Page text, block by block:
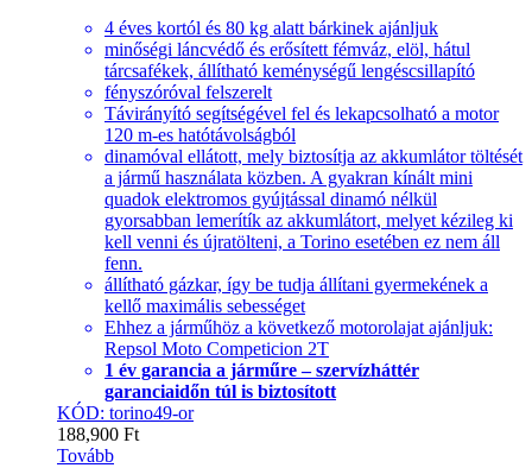
4 éves kortól és 80 kg alatt bárkinek ajánljuk
minőségi láncvédő és erősített fémváz, elöl, hátul
tárcsafékek, állítható keménységű lengéscsillapító
fényszóróval felszerelt
Távirányító segítségével fel és lekapcsolható a motor
120 m-es hatótávolságból
dinamóval ellátott, mely biztosítja az akkumlátor töltését
a jármű használata közben. A gyakran kínált mini
quadok elektromos gyújtással dinamó nélkül
gyorsabban lemerítík az akkumlátort, melyet kézileg ki
kell venni és újratölteni, a Torino esetében ez nem áll
fenn.
állítható gázkar, így be tudja állítani gyermekének a
kellő maximális sebességet
Ehhez a járműhöz a következő motorolajat ajánljuk:
Repsol Moto Competicion 2T
1 év garancia a járműre – szervízháttér
garanciaidőn túl is biztosított
KÓD: torino49-or
188,900 Ft
Tovább